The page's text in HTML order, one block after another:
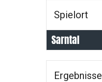
Spielort
Sarntal
Ergebnisse